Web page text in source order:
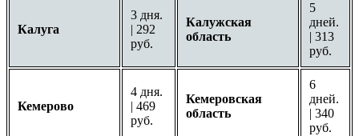
Калуга
3 дня.
| 292
руб.
Калужская
область
5
дней.
| 313
руб.
Кемерово
4 дня.
| 469
руб.
Кемеровская
область
6
дней.
| 340
руб.